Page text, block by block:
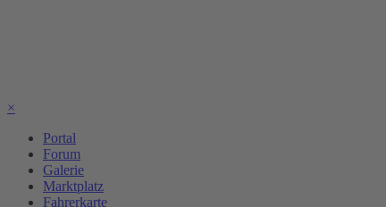
×
Portal
Forum
Galerie
Marktplatz
Fahrerkarte